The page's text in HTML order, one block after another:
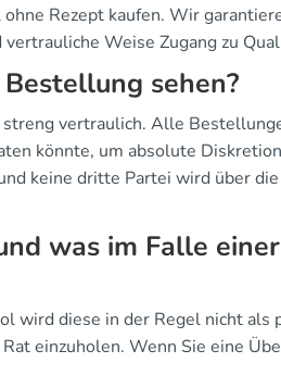
Rezept kaufen. Wir
Weise Zugang zu
sehen?
vertraulich. Alle
könnte, um absolute
keine dritte Partei wird über
was im Falle
wird diese in der Regel nicht
einzuholen. Wenn Sie eine